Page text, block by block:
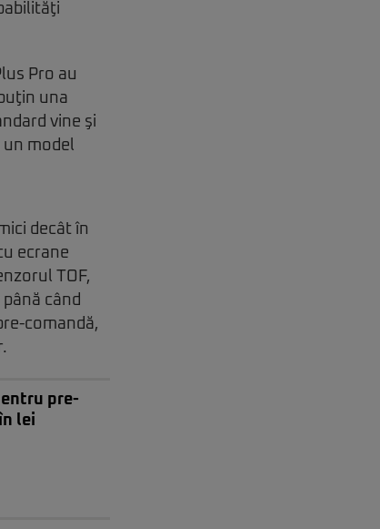
Pro au
una
vine şi
model
decât în
ecrane
TOF,
când
comandă,
pre-
lei